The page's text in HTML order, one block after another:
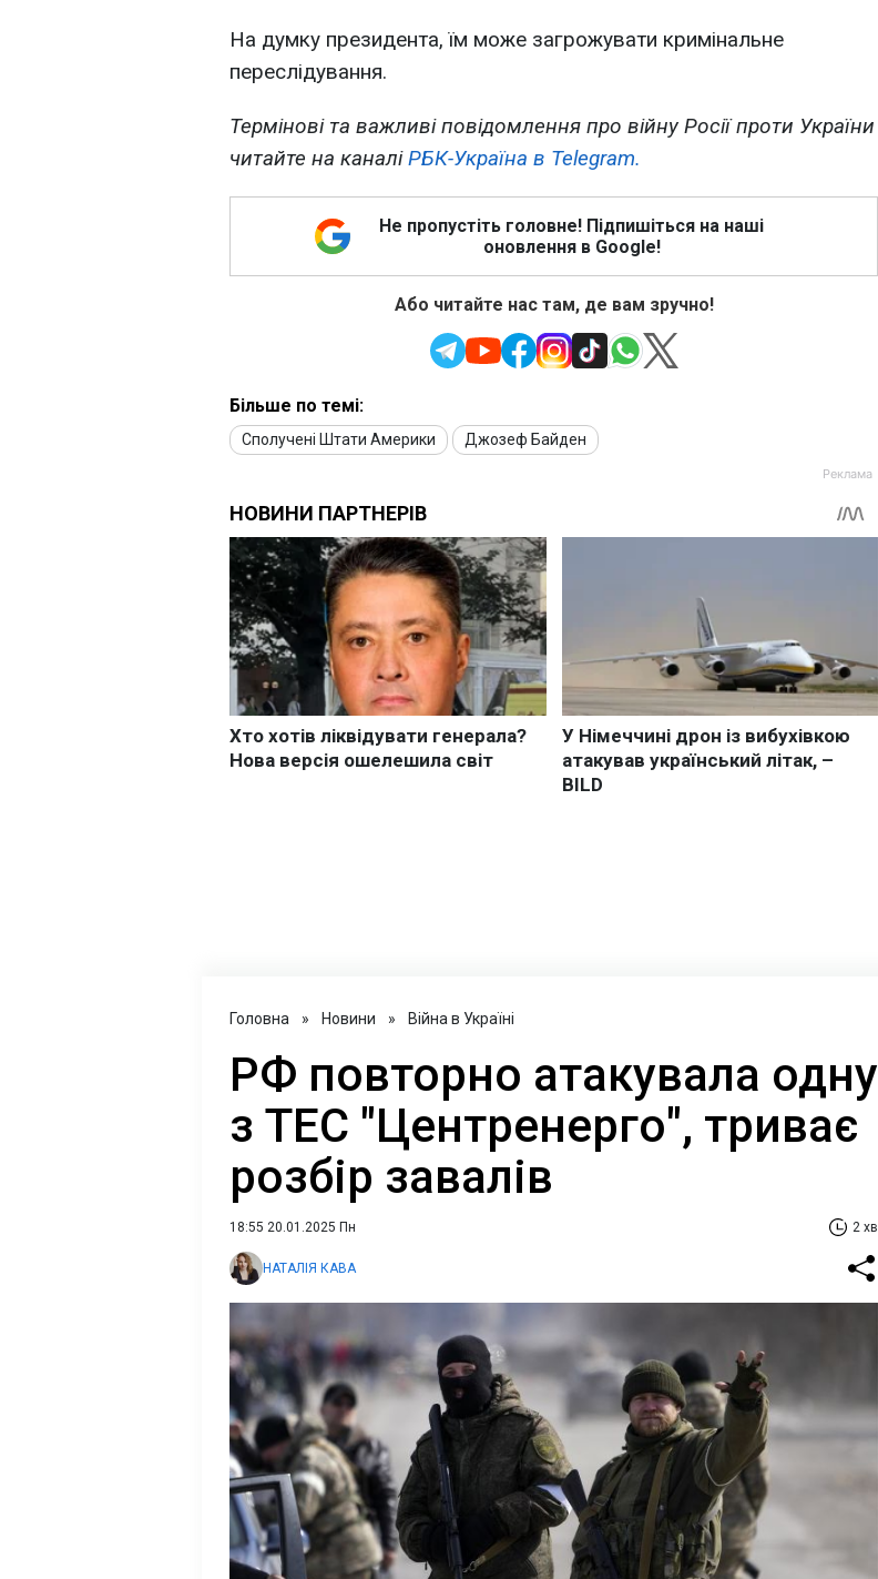
На думку президента, їм може загрожувати кримінальне
переслідування.
Термінові та важливі повідомлення про війну Росії проти України
читайте на каналіРБК-Україна в Telegram.
Не пропустіть головне! Підпишіться на наші
оновлення в Google!
Або читайте нас там, де вам зручно!
Більше по темі:
Сполучені Штати Америки Джозеф Байден
Головна » Новини » Війна в Україні
РФ повторно атакувала одну
з ТЕС "Центренерго", триває
розбір завалів
18:55 20.01.2025 Пн 2 хв
НАТАЛІЯ КАВА